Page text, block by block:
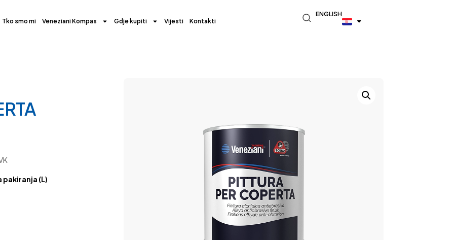
Tko smo mi Veneziani Kompas Gdje kupiti Vijesti Kontakti
ENGLISH
pakiranja (L)